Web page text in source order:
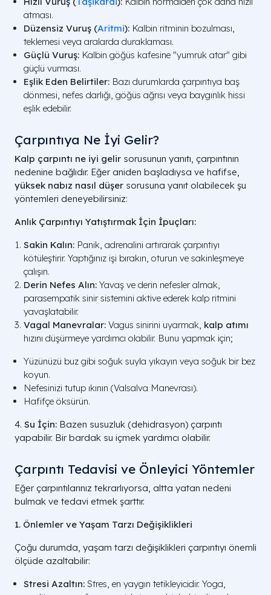
atması.
Düzensiz Vuruş (Aritmi): Kalbin ritminin bozulması,
teklemesi veya aralarda duraklaması.
Güçlü Vuruş: Kalbin göğüs kafesine "yumruk atar" gibi
güçlü vurması.
Eşlik Eden Belirtiler: Bazı durumlarda çarpıntıya baş
dönmesi, nefes darlığı, göğüs ağrısı veya baygınlık hissi
eşlik edebilir.
Çarpıntıya Ne İyi Gelir?
Kalp çarpıntı ne iyi gelir sorusunun yanıtı, çarpıntının
nedenine bağlıdır. Eğer aniden başladıysa ve hafifse,
yüksek nabız nasıl düşer sorusuna yanıt olabilecek şu
yöntemleri deneyebilirsiniz:
Anlık Çarpıntıyı Yatıştırmak İçin İpuçları:
Sakin Kalın: Panik, adrenalini artırarak çarpıntıyı
kötüleştirir. Yaptığınız işi bırakın, oturun ve sakinleşmeye
çalışın.
Derin Nefes Alın: Yavaş ve derin nefesler almak,
parasempatik sinir sistemini aktive ederek kalp ritmini
yavaşlatabilir.
Vagal Manevralar: Vagus sinirini uyarmak, kalp atımı
hızını düşürmeye yardımcı olabilir. Bunu yapmak için;
Yüzünüzü buz gibi soğuk suyla yıkayın veya soğuk bir bez
koyun.
Nefesinizi tutup ıkının (Valsalva Manevrası).
Hafifçe öksürün.
4. Su İçin: Bazen susuzluk (dehidrasyon) çarpıntı
yapabilir. Bir bardak su içmek yardımcı olabilir.
Çarpıntı Tedavisi ve Önleyici Yöntemler
Eğer çarpıntılarınız tekrarlıyorsa, altta yatan nedeni
bulmak ve tedavi etmek şarttır.
1. Önlemler ve Yaşam Tarzı Değişiklikleri
Çoğu durumda, yaşam tarzı değişiklikleri çarpıntıyı önemli
ölçüde azaltabilir:
Stresi Azaltın: Stres, en yaygın tetikleyicidir. Yoga,